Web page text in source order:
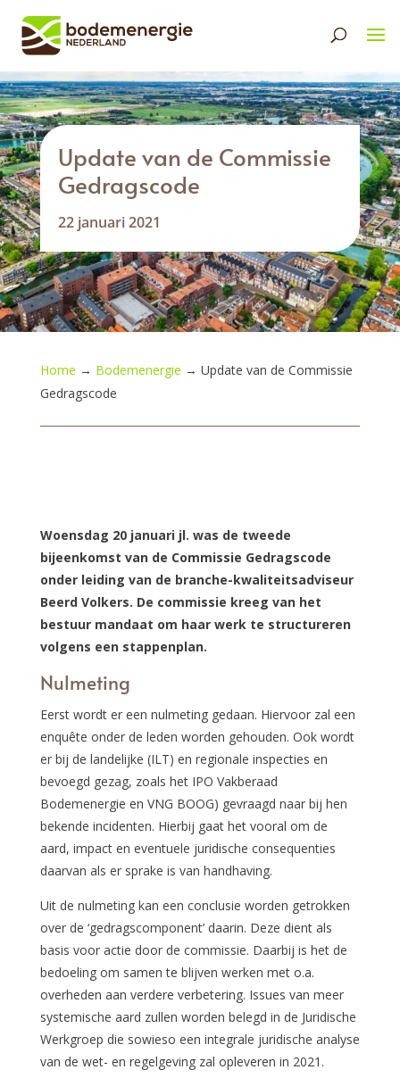
Update van de Commissie
Gedragscode
22 januari 2021
Home → Bodemenergie → Update van de Commissie
Gedragscode
Woensdag 20 januari jl. was de tweede
bijeenkomst van de Commissie Gedragscode
onder leiding van de branche-kwaliteitsadviseur
Beerd Volkers. De commissie kreeg van het
bestuur mandaat om haar werk te structureren
volgens een stappenplan.
Nulmeting
Eerst wordt er een nulmeting gedaan. Hiervoor zal een
enquête onder de leden worden gehouden. Ook wordt
er bij de landelijke (ILT) en regionale inspecties en
bevoegd gezag, zoals het IPO Vakberaad
Bodemenergie en VNG BOOG) gevraagd naar bij hen
bekende incidenten. Hierbij gaat het vooral om de
aard, impact en eventuele juridische consequenties
daarvan als er sprake is van handhaving.
Uit de nulmeting kan een conclusie worden getrokken
over de ‘gedragscomponent’ daarin. Deze dient als
basis voor actie door de commissie. Daarbij is het de
bedoeling om samen te blijven werken met o.a.
overheden aan verdere verbetering. Issues van meer
systemische aard zullen worden belegd in de Juridische
Werkgroep die sowieso een integrale juridische analyse
van de wet- en regelgeving zal opleveren in 2021.